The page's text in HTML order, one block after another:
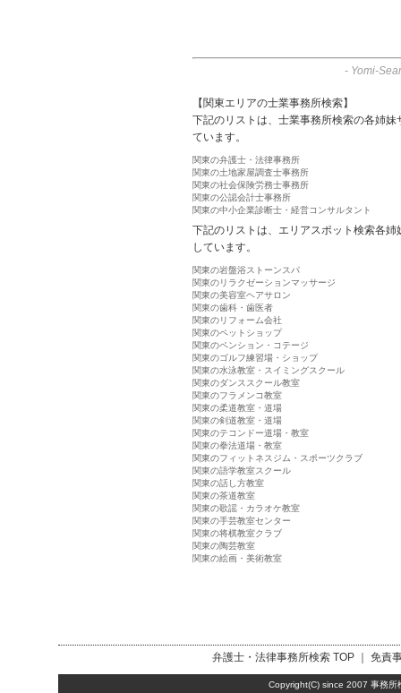
- Yomi-
【関東エリアの士業事務所検索】
下記のリストは、士業事務所検索の各姉
ています。
関東の弁護士・法律事務所
関東の土地家屋調査士事務所
関東の社会保険労務士事務所
関東の公認会計士事務所
関東の中小企業診断士・経営コンサルタント
下記のリストは、エリアスポット検索各
しています。
関東の岩盤浴ストーンスパ
関東のリラクゼーションマッサージ
関東の美容室ヘアサロン
関東の歯科・歯医者
関東のリフォーム会社
関東のペットショップ
関東のペンション・コテージ
関東のゴルフ練習場・ショップ
関東の水泳教室・スイミングスクール
関東のダンススクール教室
関東のフラメンコ教室
関東の柔道教室・道場
関東の剣道教室・道場
関東のテコンドー道場・教室
関東の拳法道場・教室
関東のフィットネスジム・スポーツクラブ
関東の語学教室スクール
関東の話し方教室
関東の茶道教室
関東の歌謡・カラオケ教室
関東の手芸教室センター
関東の将棋教室クラブ
関東の陶芸教室
関東の絵画・美術教室
弁護士・法律事務所検索TOP ｜ 免責
Copyright(C) since 2007 事務所